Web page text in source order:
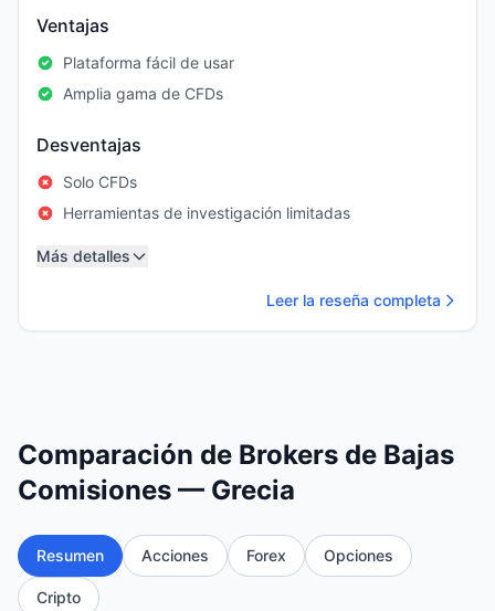
Ventajas
Plataforma fácil de usar
Amplia gama de CFDs
Desventajas
Solo CFDs
Herramientas de investigación limitadas
Más detalles
Leer la reseña completa
Comparación de Brokers de Bajas
Comisiones — Grecia
Resumen Acciones Forex Opciones
Cripto